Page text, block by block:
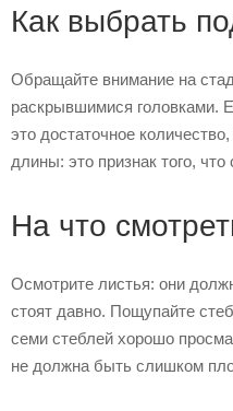
Как выбрать
Обращайте внимание на
раскрывшимися головками.
это достаточное
длины: это признак того,
На что
Осмотрите листья: они
стоят давно. Пощупайте
семи стеблей хорошо
не должна быть слишком